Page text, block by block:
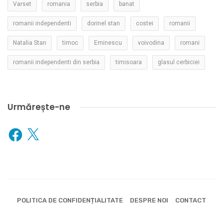
Varset romania serbia banat
romanii independenti dorinel stan costei romanii
Natalia Stan timoc Eminescu voivodina romani
romanii independenti din serbia timisoara glasul cerbiciei
Urmărește-ne
Facebook
X
POLITICA DE CONFIDENȚIALITATE DESPRE NOI CONTACT